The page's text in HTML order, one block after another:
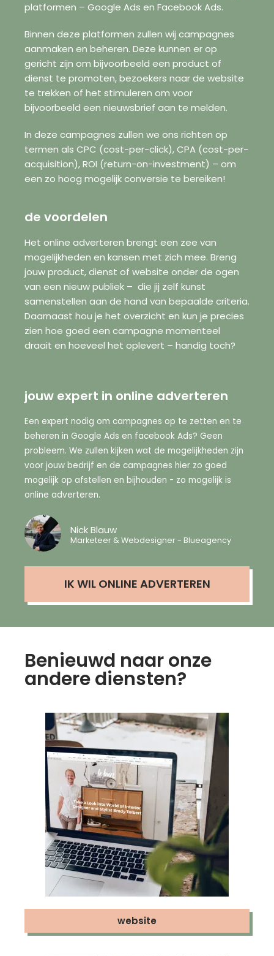
platformen – Google Ads en Facebook Ads.
Binnen deze platformen zullen wij campagnes
aanmaken en beheren. Deze kunnen er op
gericht zijn om bijvoorbeeld een product of
dienst te promoten, bezoekers naar de website
te trekken of het stimuleren om voor
bijvoorbeeld een nieuwsbrief aan te melden.
In deze campagnes zullen we ons richten op
termen als CPC (cost-per-click), CPA (cost-per-
acquisition), ROI (return-on-investment) – om
een zo hoog mogelijk conversie te bereiken!
de voordelen
Het online adverteren brengt een zee van
mogelijkheden en kansen met zich mee. Breng
jouw product, dienst of website onder de ogen
van een nieuw publiek – die jij zelf kunst
samenstellen aan de hand van bepaalde criteria.
Daarnaast hou je het overzicht en kun je precies
zien hoe goed een campagne momenteel
draait en hoeveel het oplevert – handig toch?
jouw expert in online adverteren
Een expert nodig om campagnes op te zetten en te
beheren in Google Ads en facebook Ads? Geen
probleem. We zullen kijken wat de mogelijkheden zijn
voor jouw bedrijf en de campagnes hier zo goed
mogelijk op afstellen en bijhouden - zo mogelijk is
online adverteren.
Nick Blauw
Marketeer & Webdesigner - Blueagency
IK WIL ONLINE ADVERTEREN
Benieuwd naar onze
andere diensten?
website